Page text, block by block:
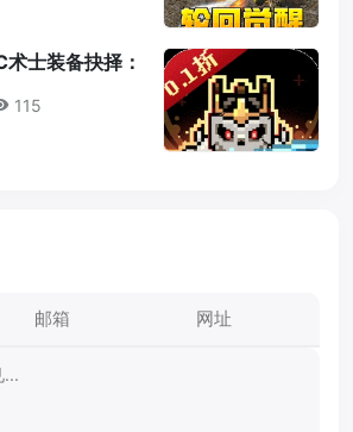
术士装备抉择：
这是你必须知道
115